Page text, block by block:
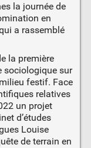
la journée de
en
a rassemblé
la première
sociologique sur
festif. Face
relatives
un projet
d’études
Louise
de terrain en